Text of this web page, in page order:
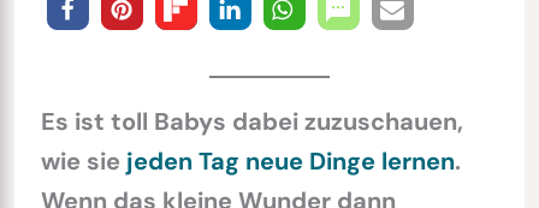
Es ist toll Babys dabei zuzuschauen,
wie sie jeden Tag neue Dinge lernen.
Wenn das kleine Wunder dann